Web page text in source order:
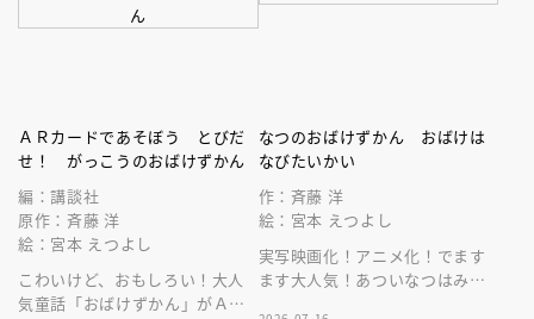
ＡＲカードであそぼう とびだ
せ！ がっこうのおばけずかん
編：講談社
原作：斉藤 洋
絵：宮本 えつよし
こわいけど、おもしろい！大人
気童話「おばけずかん」がＡＲ
なつのおばけずかん おばけは
なびたいかい
作：斉藤 洋
絵：宮本 えつよし
実写映画化！アニメ化！でます
ます大人気！あついなつはみの